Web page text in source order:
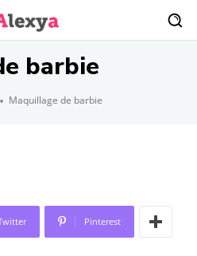
barbie
Maquillage de barbie
Pinterest